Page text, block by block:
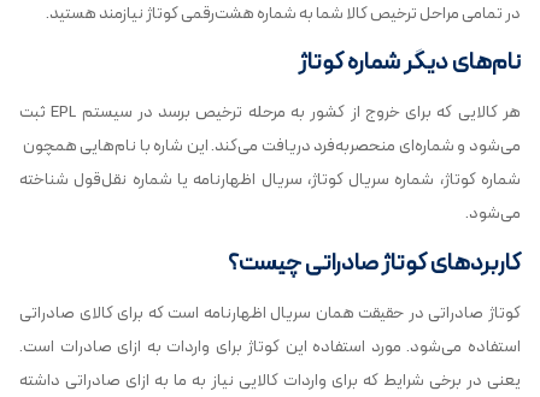
در تمامی مراحل ترخیص کالا شما به شماره هشت‌رقمی کوتاژ نیازمند هستید.
نام‌های دیگر شماره کوتاژ
هر کالایی که برای خروج از کشور به مرحله ترخیص برسد در سیستم EPL ثبت
می‌شود و شماره‌ای منحصربه‌فرد دریافت می‌کند. این شاره با نام‌هایی همچون
شماره کوتاژ، شماره سریال کوتاژ، سریال اظهارنامه یا شماره نقل‌قول شناخته
می‌شود.
کاربردهای کوتاژ صادراتی چیست؟
کوتاژ صادراتی در حقیقت همان سریال اظهارنامه است که برای کالای صادراتی
استفاده می‌شود. مورد استفاده این کوتاژ برای واردات به ازای صادرات است.
یعنی در برخی شرایط که برای واردات کالایی نیاز به ما به ازای صادراتی داشته